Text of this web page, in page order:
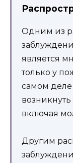
Одним из
является
только у
самом деле
включая
Другим